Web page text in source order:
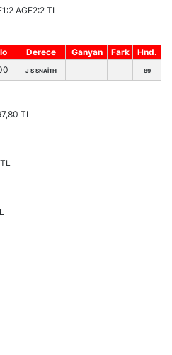
AGF2:2 TL
Derece Ganyan Fark
Hnd.
J S SNAİTH 89
TL